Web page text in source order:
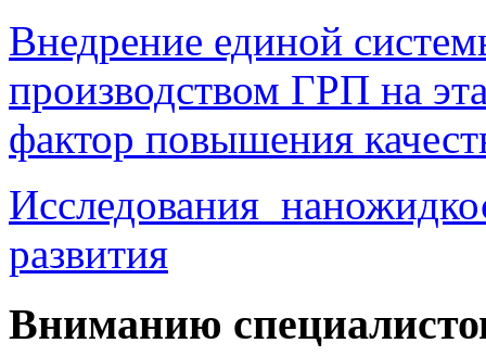
Внедрение единой
производством ГРП на
фактор повышения
Исследования
развития
Вниманию